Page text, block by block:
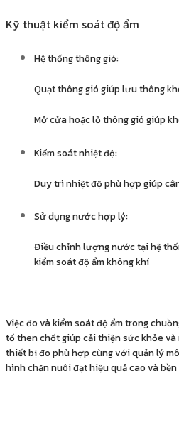
Kỹ thuật kiểm soát độ ẩm
Hệ thống thông gió:
Quạt thông gió giúp lưu thông
Mở cửa hoặc lỗ thông gió giúp
Kiểm soát nhiệt độ:
Duy trì nhiệt độ phù hợp giúp
Sử dụng nước hợp lý:
Điều chỉnh lượng nước tại hệ
kiểm soát độ ẩm không khí
Việc đo và kiểm soát độ ẩm trong
tố then chốt giúp cải thiện sức khỏe và
thiết bị đo phù hợp cùng với quản lý
hình chăn nuôi đạt hiệu quả cao và